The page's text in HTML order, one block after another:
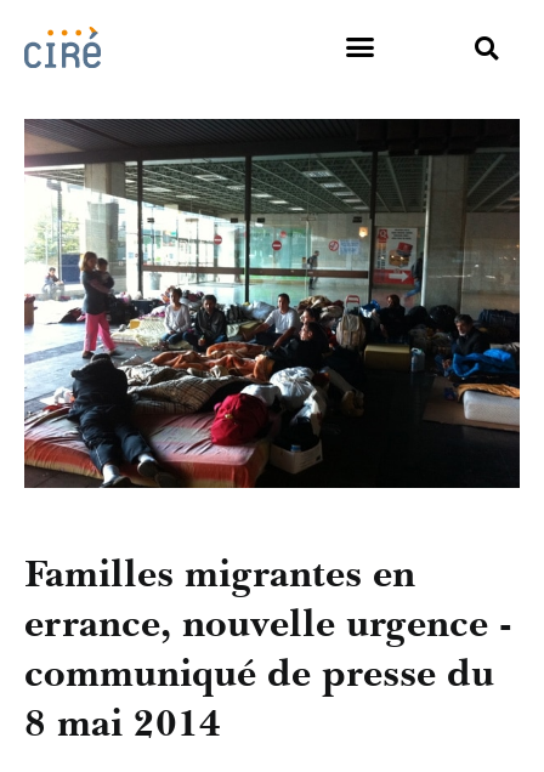
Familles migrantes en
errance, nouvelle urgence -
communiqué de presse du
8 mai 2014